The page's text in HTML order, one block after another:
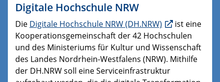
Digitale Hochschule NRW
Die Digitale Hochschule NRW (DH.NRW)
ist eine
Kooperationsgemeinschaft der 42 Hochschulen
und des Ministeriums für Kultur und Wissenschaft
des Landes Nordrhein-Westfalens (NRW). Mithilfe
der DH.NRW soll eine Serviceinfrastruktur